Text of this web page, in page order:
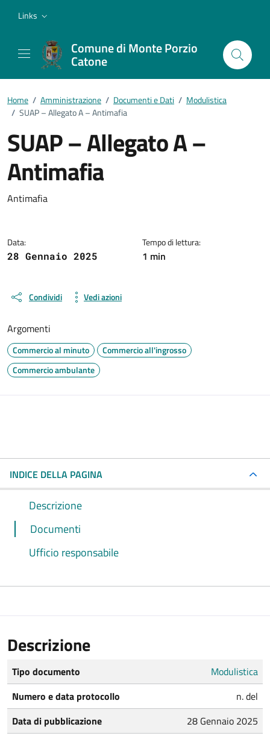
Links
Comune di Monte Porzio
Catone
Home / Amministrazione / Documenti e Dati / Modulistica
/ SUAP – Allegato A – Antimafia
SUAP – Allegato A –
Antimafia
Dettagli del documento
Antimafia
Data:
28 Gennaio 2025
Tempo di lettura:
1 min
Condividi Vedi azioni
Argomenti
Commercio al minuto
Commercio all'ingrosso
Commercio ambulante
INDICE DELLA PAGINA
Descrizione
Documenti
Ufficio responsabile
Descrizione
Tipo documento
Modulistica
Numero e data protocollo
n. del
Data di pubblicazione
28 Gennaio 2025